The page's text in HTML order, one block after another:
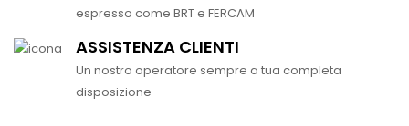
espresso come BRT e FERCAM
ASSISTENZA CLIENTI
Un nostro operatore sempre a tua completa
disposizione